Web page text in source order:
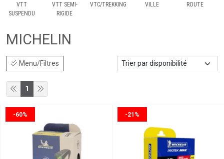
VTT
SUSPENDU
VTT SEMI-
RIGIDE
VTC/TREKKING VILLE ROUTE
MICHELIN
Menu/Filtres
1
-60% -21%